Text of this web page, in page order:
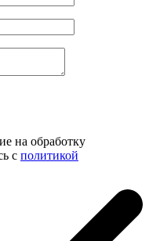
на обработку
с политикой